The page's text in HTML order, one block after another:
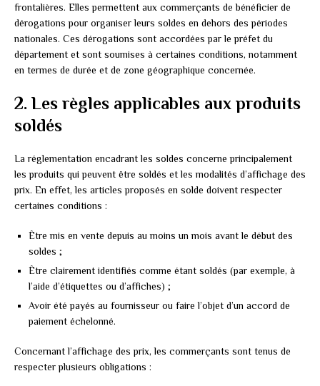
frontalières. Elles permettent aux commerçants de bénéficier de
dérogations pour organiser leurs soldes en dehors des périodes
nationales. Ces dérogations sont accordées par le préfet du
département et sont soumises à certaines conditions, notamment
en termes de durée et de zone géographique concernée.
2. Les règles applicables aux produits
soldés
La réglementation encadrant les soldes concerne principalement
les produits qui peuvent être soldés et les modalités d’affichage des
prix. En effet, les articles proposés en solde doivent respecter
certaines conditions :
Être mis en vente depuis au moins un mois avant le début des
soldes ;
Être clairement identifiés comme étant soldés (par exemple, à
l’aide d’étiquettes ou d’affiches) ;
Avoir été payés au fournisseur ou faire l’objet d’un accord de
paiement échelonné.
Concernant l’affichage des prix, les commerçants sont tenus de
respecter plusieurs obligations :